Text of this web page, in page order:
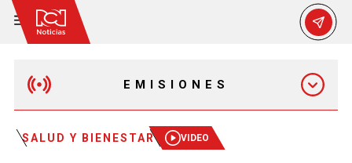
EMISIONES
MAÑANA EXPRESS
SALUD Y BIENESTAR VIDEO